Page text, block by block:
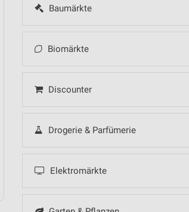
Baumärkte
Biomärkte
Discounter
Drogerie & Parfümerie
Elektromärkte